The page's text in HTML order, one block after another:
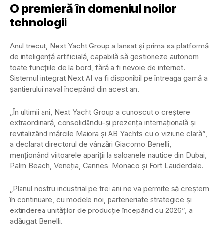
O premieră în domeniul noilor
tehnologii
Anul trecut, Next Yacht Group a lansat și prima sa platformă
de inteligență artificială, capabilă să gestioneze autonom
toate funcțiile de la bord, fără a fi nevoie de internet.
Sistemul integrat Next AI va fi disponibil pe întreaga gamă a
șantierului naval începând din acest an.
„În ultimii ani, Next Yacht Group a cunoscut o creștere
extraordinară, consolidându-și prezența internațională și
revitalizând mărcile Maiora și AB Yachts cu o viziune clară”,
a declarat directorul de vânzări Giacomo Benelli,
menționând viitoarele apariții la saloanele nautice din Dubai,
Palm Beach, Veneția, Cannes, Monaco și Fort Lauderdale.
„Planul nostru industrial pe trei ani ne va permite să creștem
în continuare, cu modele noi, parteneriate strategice și
extinderea unităților de producție începând cu 2026”, a
adăugat Benelli.